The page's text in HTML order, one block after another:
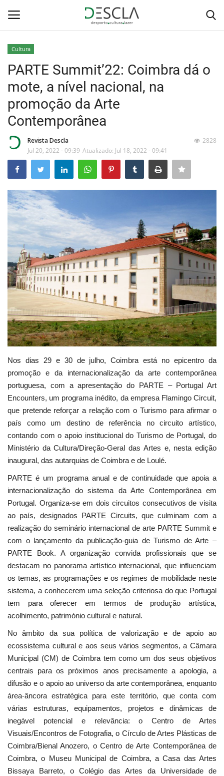
Home
...by Descla
Desporto
Contactos
Sobre Nós
Educação
Estatuto Editorial
Saúde
Ficha técnica
Cultura
Lazer
Ambiente
Cultura
PARTE Summit’22: Coimbra dá o
mote, a nível nacional, na
promoção da Arte
Contemporânea
Revista Descla
Jul 20, 2022 - 09:39 Atualizado: Jul 18, 2022 - 09:41
2828
Nos dias 29 e 30 de julho, Coimbra está no epicentro da
promoção e da internacionalização da arte contemporânea
portuguesa, com a apresentação do PARTE – Portugal Art
Encounters, um programa inédito, da empresa Flamingo Circuit,
que pretende reforçar a relação com o Turismo para afirmar o
país como um destino de referência no circuito artístico,
contando com o apoio institucional do Turismo de Portugal, do
Ministério da Cultura/Direção-Geral das Artes e, nesta edição
inaugural, das autarquias de Coimbra e de Loulé.
PARTE é um programa anual e de continuidade que apoia a
internacionalização do sistema da Arte Contemporânea em
Portugal. Organiza-se em dois circuitos consecutivos de visita
ao país, designados PARTE Circuits, que culminam com a
realização do seminário internacional de arte PARTE Summit e
com o lançamento da publicação-guia de Turismo de Arte –
PARTE Book. A organização convida profissionais que se
destacam no panorama artístico internacional, que influenciam
os temas, as programações e os regimes de mobilidade neste
sistema, a conhecerem uma seleção criteriosa do que Portugal
tem para oferecer em termos de produção artística,
acolhimento, património cultural e natural.
No âmbito da sua política de valorização e de apoio ao
ecossistema cultural e aos seus vários segmentos, a Câmara
Municipal (CM) de Coimbra tem como um dos seus objetivos
centrais para os próximos anos precisamente a apologia, a
difusão e o apoio ao universo da arte contemporânea, enquanto
área-âncora estratégica para este território, que conta com
várias estruturas, equipamentos, projetos e dinâmicas de
inegável potencial e relevância: o Centro de Artes
Visuais/Encontros de Fotografia, o Círculo de Artes Plásticas de
Coimbra/Bienal Anozero, o Centro de Arte Contemporânea de
Coimbra, o Museu Municipal de Coimbra, a Casa das Artes
Bissaya Barreto, o Colégio das Artes da Universidade de